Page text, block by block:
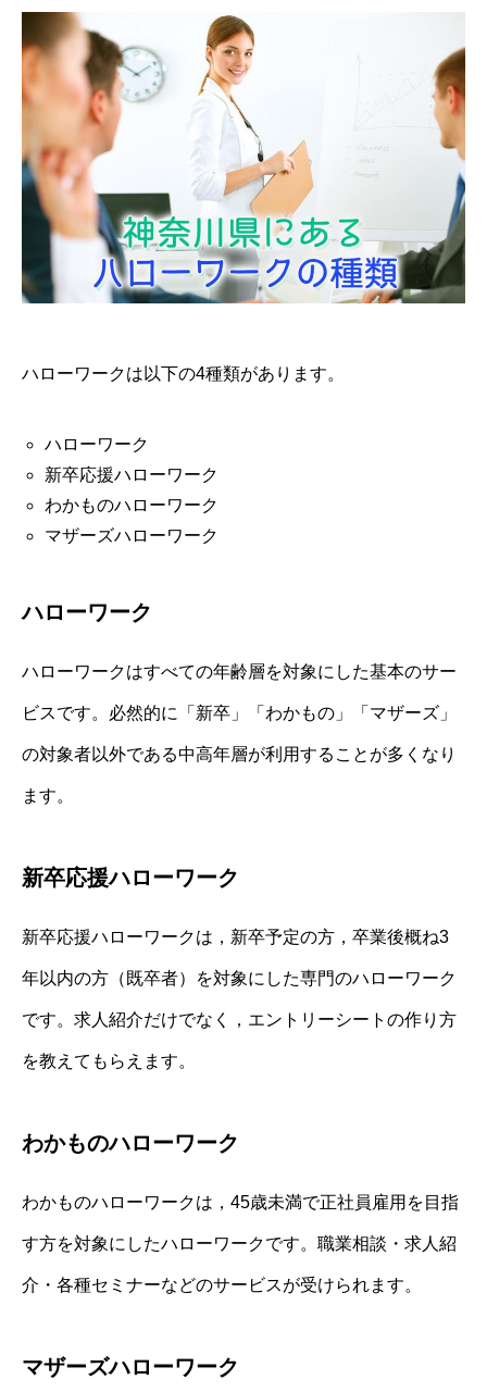
ハローワークは以下の4種類があります。
ハローワーク
新卒応援ハローワーク
わかものハローワーク
マザーズハローワーク
ハローワーク
ハローワークはすべての年齢層を対象にした基本のサー
ビスです。必然的に「新卒」「わかもの」「マザーズ」
の対象者以外である中高年層が利用することが多くなり
ます。
新卒応援ハローワーク
新卒応援ハローワークは，新卒予定の方，卒業後概ね3
年以内の方（既卒者）を対象にした専門のハローワーク
です。求人紹介だけでなく，エントリーシートの作り方
を教えてもらえます。
わかものハローワーク
わかものハローワークは，45歳未満で正社員雇用を目指
す方を対象にしたハローワークです。職業相談・求人紹
介・各種セミナーなどのサービスが受けられます。
マザーズハローワーク